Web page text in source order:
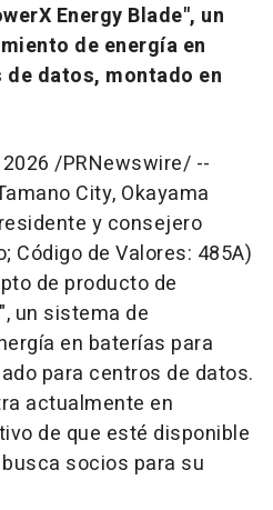
Energy Blade", un
de energía en
datos, montado en
/PRNewswire/ --
City, Okayama
y consejero
Código de Valores: 485A)
de producto de
un sistema de
en baterías para
para centros de datos.
actualmente en
de que esté disponible
socios para su